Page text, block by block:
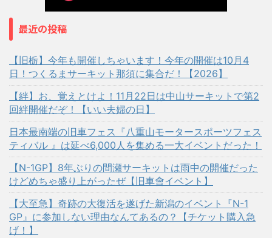
最近の投稿
【旧栃】今年も開催しちゃいます！今年の開催は10月4
日！つくるまサーキット那須に集合だ！【2026】
【絆】お、覚えとけよ！11月22日は中山サーキットで第2
回絆開催だぞ！【いい夫婦の日】
日本最南端の旧車フェス『八重山モータースポーツフェス
ティバル 』は延べ6,000人を集める一大イベントだった！
【N-1GP】8年ぶりの間瀬サーキットは雨中の開催だった
けどめちゃ盛り上がったぜ【旧車會イベント】
【大至急】奇跡の大復活を遂げた新潟のイベント『N-1
GP』に参加しない理由なんてあるの？【チケット購入急
げ！】